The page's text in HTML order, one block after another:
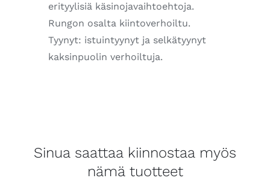
erityylisiä käsinojavaihtoehtoja.
Rungon osalta kiintoverhoiltu.
Tyynyt: istuintyynyt ja selkätyynyt
kaksinpuolin verhoiltuja.
Sinua saattaa kiinnostaa myös
nämä tuotteet